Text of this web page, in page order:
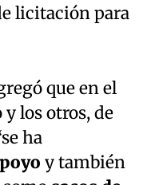
licitación para
que en el
los otros, de
ha
y también